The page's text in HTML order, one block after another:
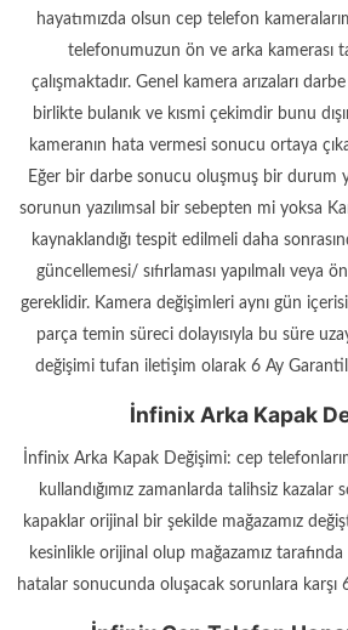
hayatımızda olsun cep telefon
telefonumuzun ön ve arka kamerası
çalışmaktadır. Genel kamera arızaları
birlikte bulanık ve kısmi çekimdir bunu
kameranın hata vermesi sonucu ortaya
Eğer bir darbe sonucu oluşmuş bir durum
sorunun yazılımsal bir sebepten mi yoksa
kaynaklandığı tespit edilmeli daha
güncellemesi/ sıfırlaması yapılmalı veya
gereklidir. Kamera değişimleri aynı gün
parça temin süreci dolayısıyla bu süre
değişimi tufan iletişim olarak 6 Ay
İnfinix Arka Kapak
İnfinix Arka Kapak Değişimi: cep
kullandığımız zamanlarda talihsiz kazalar
kapaklar orijinal bir şekilde mağazamız
kesinlikle orijinal olup mağazamız
hatalar sonucunda oluşacak sorunlara